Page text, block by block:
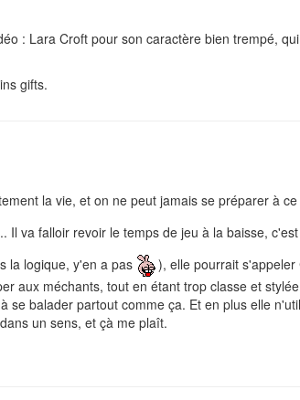
: Lara Croft pour son caractère bien trempé,
gifts.
la vie, et on ne peut jamais se préparer à
va falloir revoir le temps de jeu à la baisse,
la logique, y'en a pas
), elle pourrait
aux méchants, tout en étant trop classe et
balader partout comme ça. Et en plus elle
un sens, et çà me plaît.